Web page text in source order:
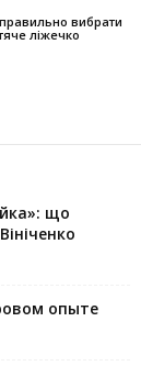
вибрати
ліжечко
що
опыте